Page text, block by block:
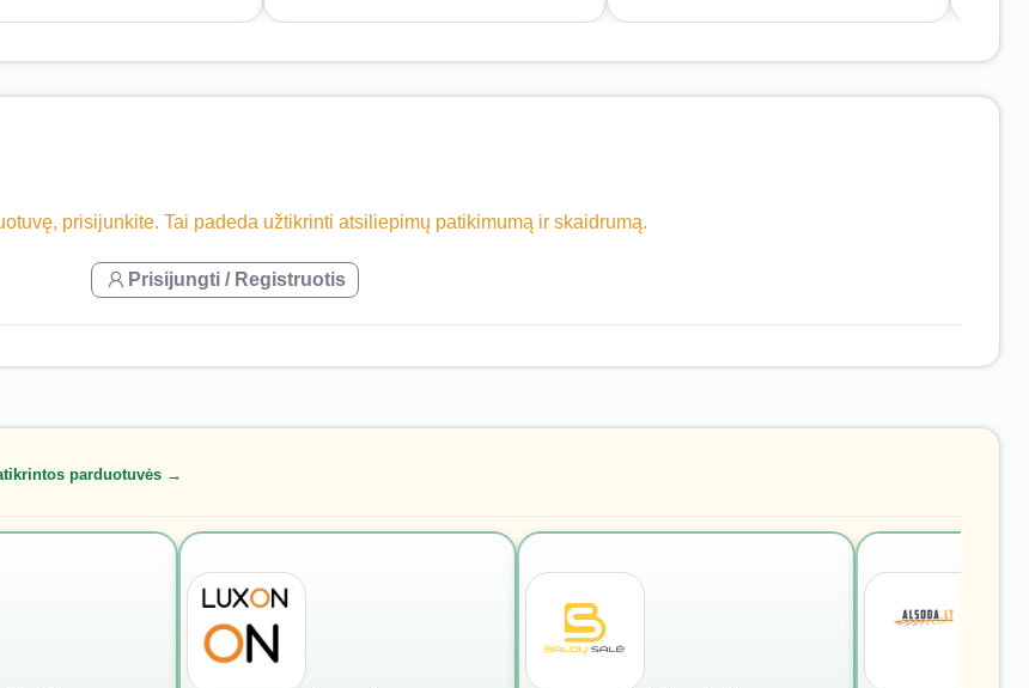
prisijunkite. Tai padeda užtikrinti atsiliepimų patikimumą ir skaidrumą.
Prisijungti / Registruotis
parduotuvės →